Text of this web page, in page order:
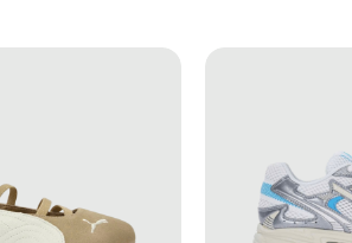
bảo độ bám và sự chắc chắn theo thời
phù hợp.
giữ form.